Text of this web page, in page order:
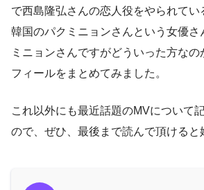
で西島隆弘さんの恋人役をやられてい
韓国のパクミニョンさんという女優さ
ミニョンさんですがどういった方な
フィールをまとめてみました。
これ以外にも最近話題のMVについて
ので、ぜひ、最後まで読んで頂けると